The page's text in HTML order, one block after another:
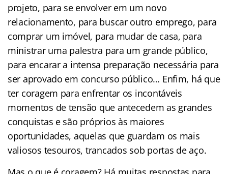
projeto, para se envolver em um novo
relacionamento, para buscar outro emprego, para
comprar um imóvel, para mudar de casa, para
ministrar uma palestra para um grande público,
para encarar a intensa preparação necessária para
ser aprovado em concurso público… Enfim, há que
ter coragem para enfrentar os incontáveis
momentos de tensão que antecedem as grandes
conquistas e são próprios às maiores
oportunidades, aquelas que guardam os mais
valiosos tesouros, trancados sob portas de aço.